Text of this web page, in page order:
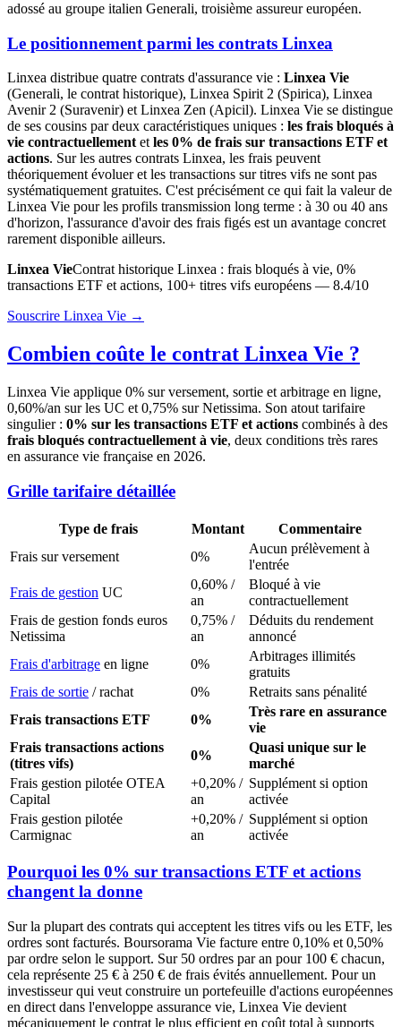
adossé au groupe italien Generali, troisième assureur européen.
Le positionnement parmi les contrats Linxea
Linxea distribue quatre contrats d'assurance vie : Linxea Vie
(Generali, le contrat historique), Linxea Spirit 2 (Spirica), Linxea
Avenir 2 (Suravenir) et Linxea Zen (Apicil). Linxea Vie se distingue
de ses cousins par deux caractéristiques uniques : les frais bloqués à
vie contractuellement et les 0% de frais sur transactions ETF et
actions. Sur les autres contrats Linxea, les frais peuvent
théoriquement évoluer et les transactions sur titres vifs ne sont pas
systématiquement gratuites. C'est précisément ce qui fait la valeur de
Linxea Vie pour les profils transmission long terme : à 30 ou 40 ans
d'horizon, l'assurance d'avoir des frais figés est un avantage concret
rarement disponible ailleurs.
Linxea VieContrat historique Linxea : frais bloqués à vie, 0%
transactions ETF et actions, 100+ titres vifs européens — 8.4/10
Souscrire Linxea Vie →
Combien coûte le contrat Linxea Vie ?
Linxea Vie applique 0% sur versement, sortie et arbitrage en ligne,
0,60%/an sur les UC et 0,75% sur Netissima. Son atout tarifaire
singulier : 0% sur les transactions ETF et actions combinés à des
frais bloqués contractuellement à vie, deux conditions très rares
en assurance vie française en 2026.
Grille tarifaire détaillée
Type de frais Montant
Commentaire
Frais sur versement
0%
Aucun prélèvement à
l'entrée
Frais de gestion UC
0,60% /
an
Bloqué à vie
contractuellement
Frais de gestion fonds euros
Netissima
0,75% /
an
Déduits du rendement
annoncé
Frais d'arbitrage en ligne 0%
Arbitrages illimités
gratuits
Frais de sortie / rachat 0%
Retraits sans pénalité
Frais transactions ETF
0%
Très rare en assurance
vie
Frais transactions actions
(titres vifs)
0%
Quasi unique sur le
marché
Frais gestion pilotée OTEA
Capital
+0,20% /
an
Supplément si option
activée
Frais gestion pilotée
Carmignac
+0,20% /
an
Supplément si option
activée
Pourquoi les 0% sur transactions ETF et actions
changent la donne
Sur la plupart des contrats qui acceptent les titres vifs ou les ETF, les
ordres sont facturés. Boursorama Vie facture entre 0,10% et 0,50%
par ordre selon le support. Sur 50 ordres par an pour 100 € chacun,
cela représente 25 € à 250 € de frais évités annuellement. Pour un
investisseur qui veut construire un portefeuille d'actions européennes
en direct dans l'enveloppe assurance vie, Linxea Vie devient
mécaniquement le contrat le plus efficient en coût total à supports